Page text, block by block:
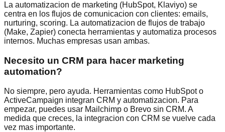
La automatizacion de marketing (HubSpot, Klaviyo) se
centra en los flujos de comunicacion con clientes: emails,
nurturing, scoring. La automatizacion de flujos de trabajo
(Make, Zapier) conecta herramientas y automatiza procesos
internos. Muchas empresas usan ambas.
Necesito un CRM para hacer marketing
automation?
No siempre, pero ayuda. Herramientas como HubSpot o
ActiveCampaign integran CRM y automatizacion. Para
empezar, puedes usar Mailchimp o Brevo sin CRM. A
medida que creces, la integracion con CRM se vuelve cada
vez mas importante.